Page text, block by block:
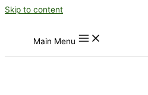
Skip to content
Main Menu